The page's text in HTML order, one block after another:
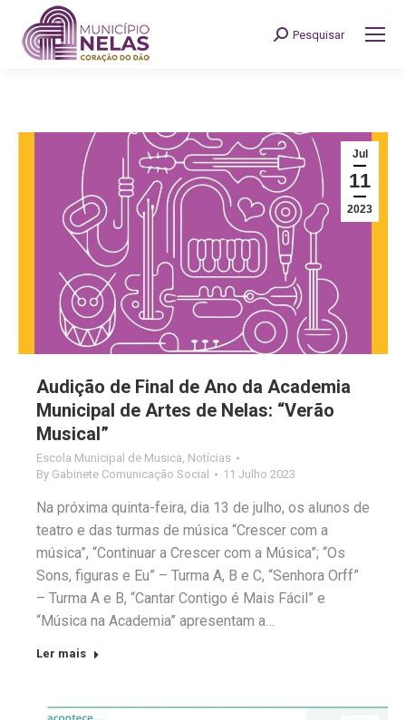
Search:
Pesquisar
Jul
11
2023
Audição de Final de Ano da Academia
Municipal de Artes de Nelas: “Verão
Musical”
Escola Municipal de Musica Notícias
By Gabinete Comunicação Social 11 Julho 2023
Na próxima quinta-feira, dia 13 de julho, os alunos de
teatro e das turmas de música “Crescer com a
música”, “Continuar a Crescer com a Música”; “Os
Sons, figuras e Eu” – Turma A, B e C, “Senhora Orff”
– Turma A e B, “Cantar Contigo é Mais Fácil” e
“Música na Academia” apresentam a…
Ler mais